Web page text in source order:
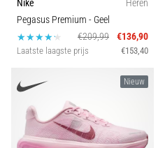
Nike
Heren
Pegasus Premium - Geel
€209,99
€136,90
Laatste laagste prijs €153,40
Nieuw